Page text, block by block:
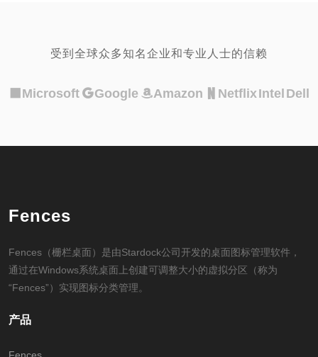
受到全球众多知名企业和专业人士的信赖
Microsoft Google Amazon NetflixIntel Dell
Fences
Fences（栅栏桌面）是由Stardock公司开发的桌面图标管理软件，
通过在Windows系统桌面上创建可调整大小的虚拟分区（称为
“Fences”）实现图标分类管理。
产品